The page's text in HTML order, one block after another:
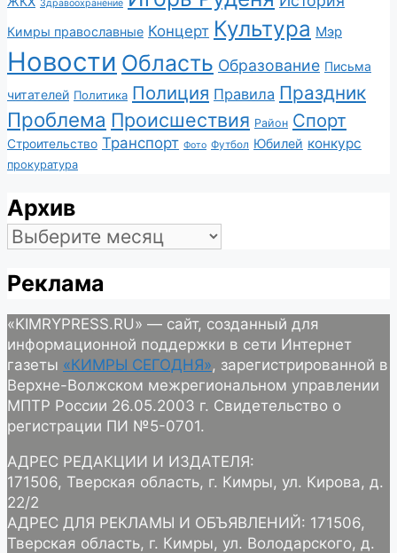
Здравоохранение
Кимры православные Концерт Культура Мэр
Новости Область Образование Письма
читателей Политика Полиция Правила Праздник
Проблема Происшествия Район Спорт
Строительство Транспорт Фото Футбол Юбилей конкурс
прокуратура
Архив
Архив
Реклама
«KIMRYPRESS.RU» — сайт, созданный для
информационной поддержки в сети Интернет
газеты «КИМРЫ СЕГОДНЯ», зарегистрированной в
Верхне-Волжском межрегиональном управлении
МПТР России 26.05.2003 г. Свидетельство о
регистрации ПИ №5-0701.
АДРЕС РЕДАКЦИИ И ИЗДАТЕЛЯ:
171506, Тверская область, г. Кимры, ул. Кирова, д.
22/2
АДРЕС ДЛЯ РЕКЛАМЫ И ОБЪЯВЛЕНИЙ: 171506,
Тверская область, г. Кимры, ул. Володарского, д.